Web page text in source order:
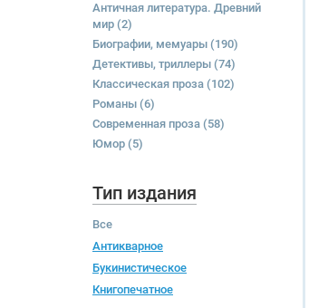
Античная литература. Древний
мир (2)
Биографии, мемуары (190)
Детективы, триллеры (74)
Классическая проза (102)
Романы (6)
Современная проза (58)
Юмор (5)
Тип издания
Все
Антикварное
Букинистическое
Книгопечатное